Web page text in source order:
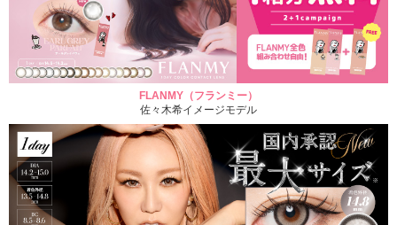
FLANMY（フランミー）
佐々木希イメージモデル